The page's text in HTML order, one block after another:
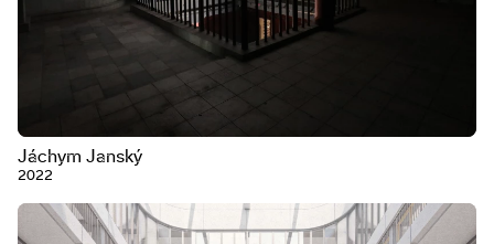
Jáchym Janský
2022